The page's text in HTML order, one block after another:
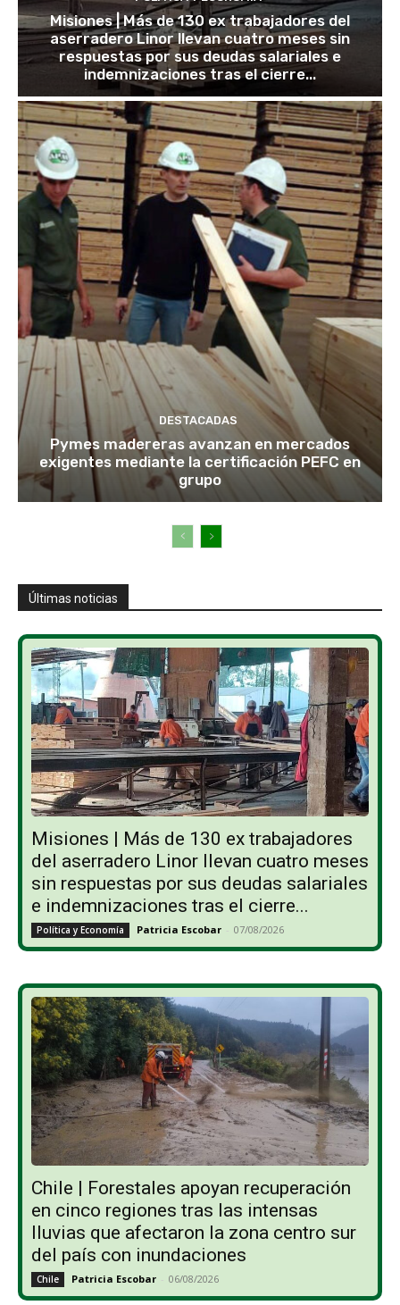
Misiones | Más de 130 ex trabajadores del
aserradero Linor llevan cuatro meses sin
respuestas por sus deudas salariales e
indemnizaciones tras el cierre...
DESTACADAS
Pymes madereras avanzan en mercados
exigentes mediante la certificación PEFC en
grupo
Últimas noticias
Misiones | Más de 130 ex trabajadores
del aserradero Linor llevan cuatro meses
sin respuestas por sus deudas salariales
e indemnizaciones tras el cierre...
Política y Economía Patricia Escobar - 07/08/2026
Chile | Forestales apoyan recuperación
en cinco regiones tras las intensas
lluvias que afectaron la zona centro sur
del país con inundaciones
Chile Patricia Escobar - 06/08/2026